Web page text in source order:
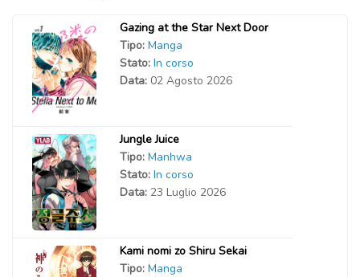
Gazing at the Star Next Door
Tipo: Manga
Stato: In corso
Data: 02 Agosto 2026
Jungle Juice
Tipo: Manhwa
Stato: In corso
Data: 23 Luglio 2026
Kami nomi zo Shiru Sekai
Tipo: Manga